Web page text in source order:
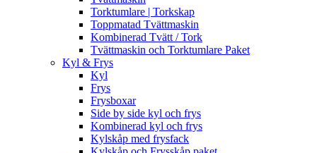
Torktumlare | Torkskap
Toppmatad Tvättmaskin
Kombinerad Tvätt / Tork
Tvättmaskin och Torktumlare Paket
Kyl & Frys
Kyl
Frys
Frysboxar
Side by side kyl och frys
Kombinerad kyl och frys
Kylskåp med frysfack